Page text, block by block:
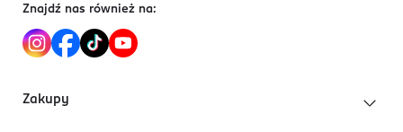
Znajdź nas również na:
Zakupy